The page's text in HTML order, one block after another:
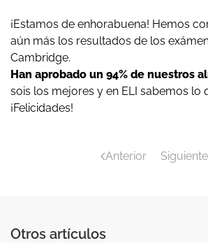
¡Estamos de enhorabuena! Hemos
aún más los resultados de los
Cambridge.
Han aprobado un 94% de nuestros
sois los mejores y en ELI sabemos lo
¡Felicidades!
Anterior Siguiente
Otros artículos